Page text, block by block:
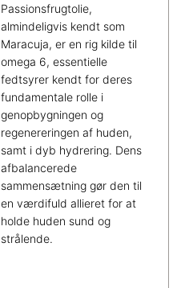
Passionsfrugtolie,
almindeligvis kendt som
Maracuja, er en rig kilde til
omega 6, essentielle
fedtsyrer kendt for deres
fundamentale rolle i
genopbygningen og
regenereringen af huden,
samt i dyb hydrering. Dens
afbalancerede
sammensætning gør den til
en værdifuld allieret for at
holde huden sund og
strålende.